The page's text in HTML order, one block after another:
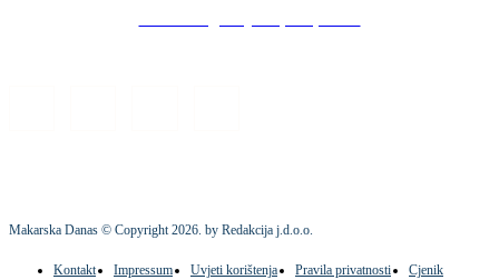
Makarska Danas © Copyright2026. by Redakcija j.d.o.o.
Kontakt Impressum Uvjeti korištenja Pravila privatnosti
Cjenik